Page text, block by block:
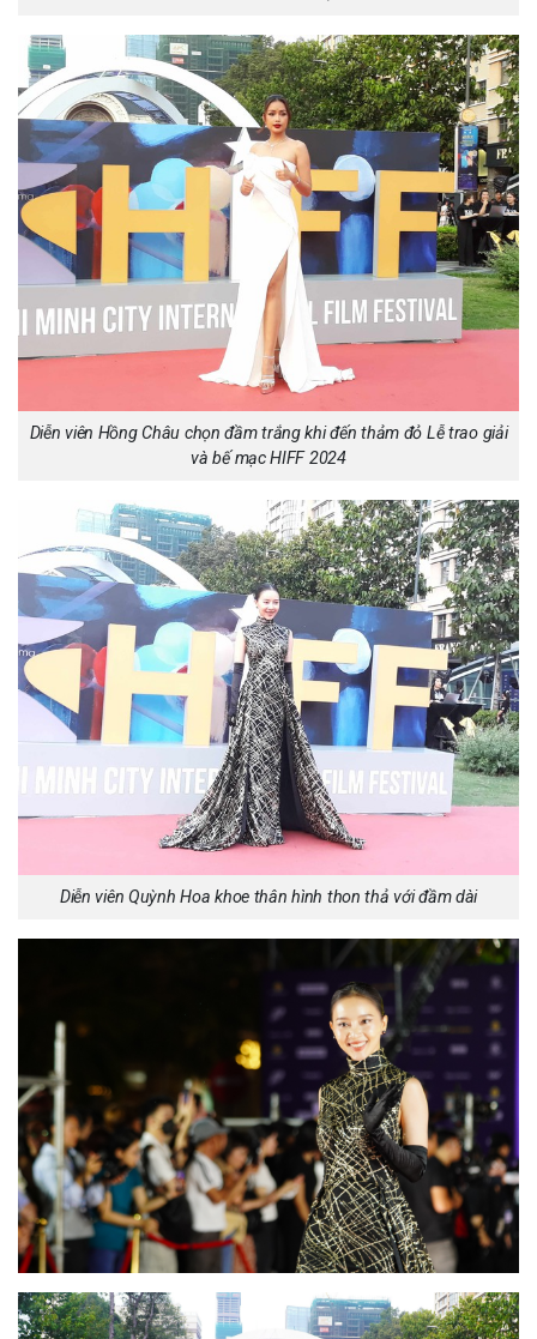
Diễn viên Hồng Châu chọn đầm trắng khi đến thảm đỏ Lễ trao giải
và bế mạc HIFF 2024
Diễn viên Quỳnh Hoa khoe thân hình thon thả với đầm dài